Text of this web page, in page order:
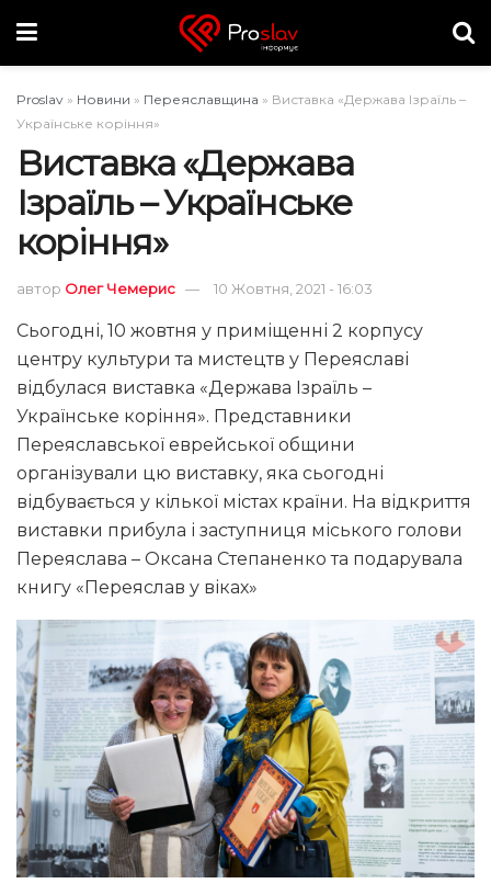
Proslav » Новини » Переяславщина » Виставка «Держава Ізраїль –
Українське коріння»
Виставка «Держава
Ізраїль – Українське
коріння»
автор Олег Чемерис 10 Жовтня, 2021 - 16:03
Сьогодні, 10 жовтня у приміщенні 2 корпусу
центру культури та мистецтв у Переяславі
відбулася виставка «Держава Ізраїль –
Українське коріння». Представники
Переяславської еврейської общини
організували цю виставку, яка сьогодні
відбувається у кілької містах країни. На відкриття
виставки прибула і заступниця міського голови
Переяслава – Оксана Степаненко та подарувала
книгу «Переяслав у віках»